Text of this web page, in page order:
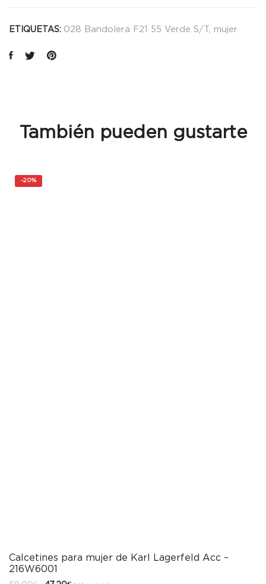
ETIQUETAS: 028 Bandolera F21 55 Verde S/T mujer
También pueden gustarte
-20%
Calcetines para mujer de Karl Lagerfeld Acc –
216W6001